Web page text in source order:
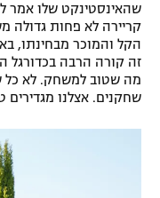
שהאינסטינקט שלו אמר
קריירה לא פחות גדולה
הקל והמוכר מבחינתו,
זה קורה הרבה בכדורגל
מה שטוב למשחק. לא כל
שחקנים. אצלנו מגדירים